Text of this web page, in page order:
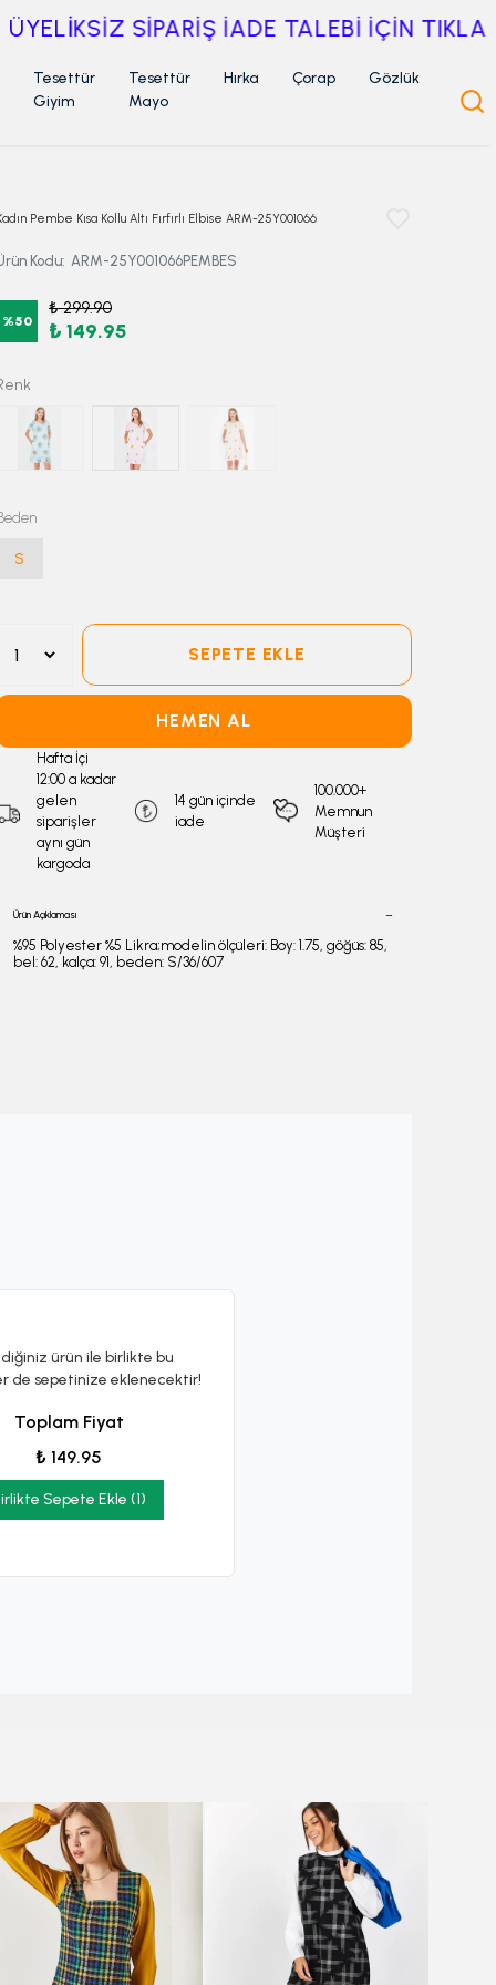
Tesettür
Giyim
Tesettür
Mayo
Hırka Çorap Gözlük
Pembe Kısa Kollu Altı Fırfırlı Elbise ARM-25Y001066
Kodu: ARM-25Y001066PEMBES
%50
₺ 299.90
₺ 149.95
S
SEPETE EKLE
HEMEN AL
Hafta İçi
12:00 a kadar
gelen
siparişler
aynı gün
kargoda
14 gün içinde
iade
100.000+
Memnun
Müşteri
Ürün Açıklaması
%95 Polyester %5 Likra;modelin ölçüleri: Boy: 1.75, göğüs: 85,
bel: 62, kalça: 91, beden: S/36/607
ürün ile birlikte bu
de sepetinize eklenecektir!
Toplam Fiyat
₺ 149.95
Sepete Ekle (1)